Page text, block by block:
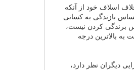
اسلاف خود از آنکه
بازندگی به کسانی
برندگی کردن نیست،
به بالاترین درجه
دیگران نظر دارد،